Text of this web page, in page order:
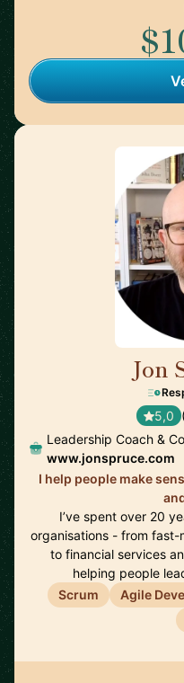
Jon
5,0
Leadership Coach &
www.jonspruce.com
I help people make
I’ve spent over 20
organisations - from
to financial services
helping people
Scrum
Agile